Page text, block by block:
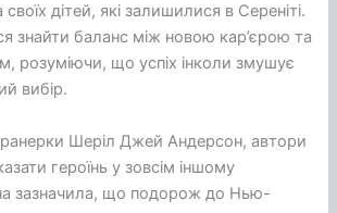
дітей, які залишилися в Сереніті.
знайти баланс між новою кар’єрою та
розуміючи, що успіх інколи змушує
вибір.
Шеріл Джей Андерсон, автори
героїнь у зовсім іншому
зазначила, що подорож до Нью-